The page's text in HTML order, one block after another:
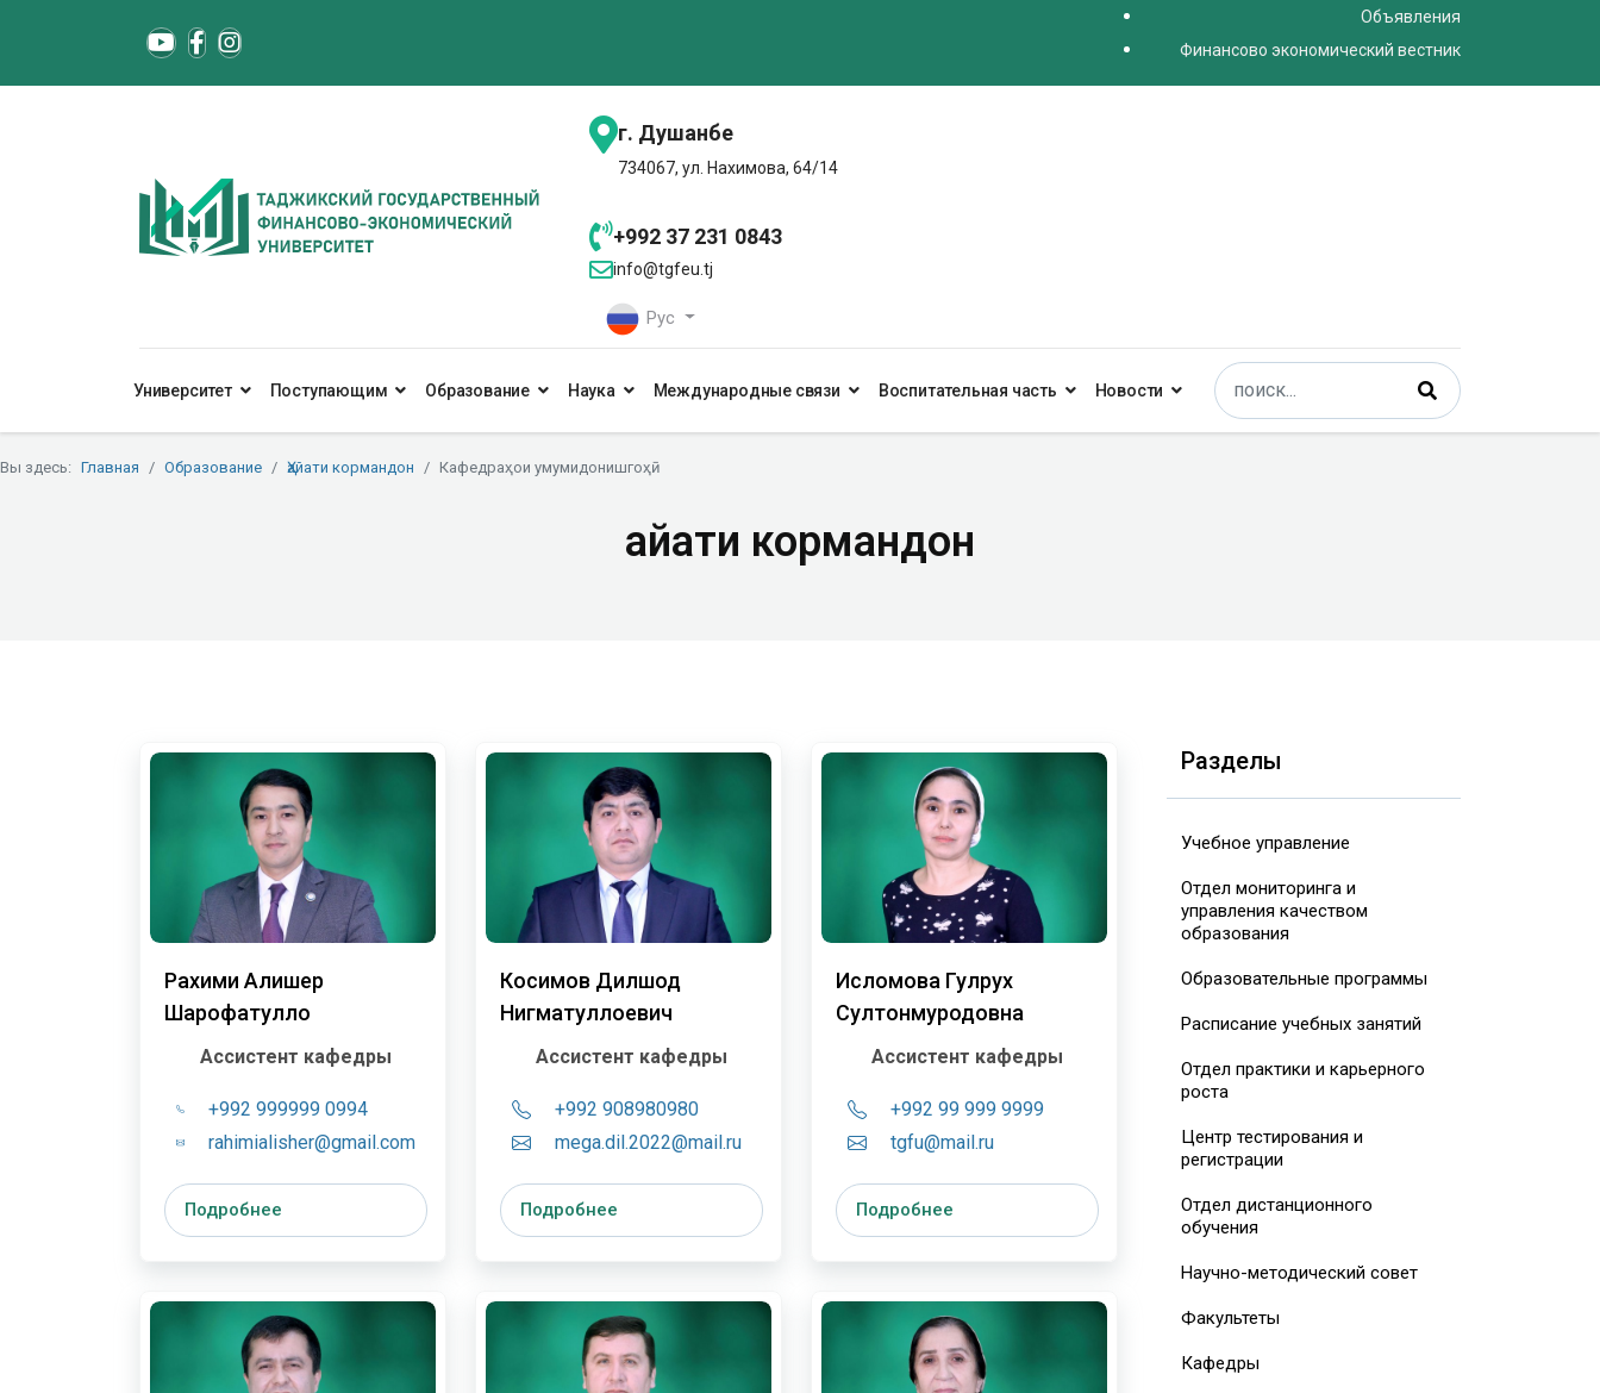
Объявления
Финансово экономический вестник
г. Душанбе
734067, ул. Нахимова, 64/14
+992 37 231 0843
info@tgfeu.tj
Рус
Университет Поступающим Образование Наука Международные связи Воспитательная часть Новости
Поиск
Type 2 or more characters for results.
Вы здесь: Главная Образование Ҳайати кормандон Кафедраҳои умумидонишгоҳӣ
Ҳайати кормандон
Рахими Алишер
Шарофатулло
Ассистент кафедры
+992 999999 0994
rahimialisher@gmail.com
Подробнее
Косимов Дилшод
Нигматуллоевич
Ассистент кафедры
+992 908980980
mega.dil.2022@mail.ru
Подробнее
Исломова Гулрух
Султонмуродовна
Ассистент кафедры
+992 99 999 9999
tgfu@mail.ru
Подробнее
Разделы
Учебное управление
Отдел мониторинга и
управления качеством
образования
Образовательные программы
Расписание учебных занятий
Отдел практики и карьерного
роста
Центр тестирования и
регистрации
Отдел дистанционного
обучения
Научно-методический совет
Факультеты
Кафедры